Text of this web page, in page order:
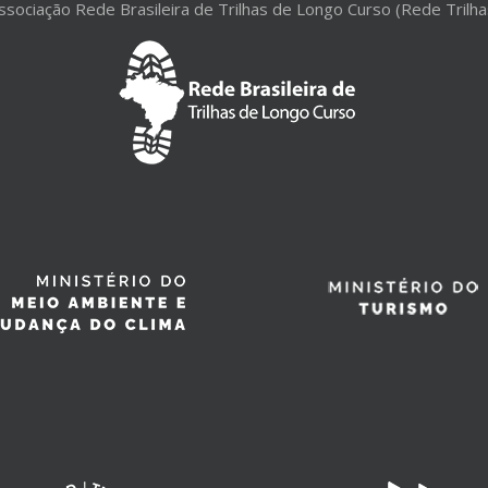
Rede Brasileira de Trilhas de Longo Curso (Rede